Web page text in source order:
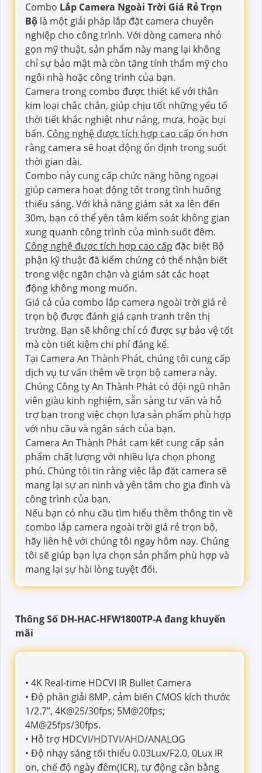
Combo Lắp Camera Ngoài Trời Giá Rẻ Trọn
Bộ là một giải pháp lắp đặt camera chuyên
nghiệp cho công trình. Với dòng camera nhỏ
gọn mỹ thuật, sản phẩm này mang lại không
chỉ sự bảo mật mà còn tăng tính thẩm mỹ cho
ngôi nhà hoặc công trình của bạn.
Camera trong combo được thiết kế với thân
kim loại chắc chắn, giúp chịu tốt những yếu tố
thời tiết khắc nghiệt như nắng, mưa, hoặc bụi
bẩn. Công nghệ được tích hợp cao cấp ổn hơn
rằng camera sẽ hoạt động ổn định trong suốt
thời gian dài.
Combo này cung cấp chức năng hồng ngoại
giúp camera hoạt động tốt trong tình huống
thiếu sáng. Với khả năng giám sát xa lên đến
30m, bạn có thể yên tâm kiểm soát không gian
xung quanh công trình của mình suốt đêm.
Công nghệ được tích hợp cao cấp đặc biệt Bộ
phận kỹ thuật đã kiểm chứng có thể nhận biết
trong việc ngăn chặn và giám sát các hoạt
động không mong muốn.
Giá cả của combo lắp camera ngoài trời giá rẻ
trọn bộ được đánh giá cạnh tranh trên thị
trường. Bạn sẽ không chỉ có được sự bảo vệ tốt
mà còn tiết kiệm chi phí đáng kể.
Tại Camera An Thành Phát, chúng tôi cung cấp
dịch vụ tư vấn thêm về trọn bộ camera này.
Chúng Công ty An Thành Phát có đội ngũ nhân
viên giàu kinh nghiệm, sẵn sàng tư vấn và hỗ
trợ bạn trong việc chọn lựa sản phẩm phù hợp
với nhu cầu và ngân sách của bạn.
Camera An Thành Phát cam kết cung cấp sản
phẩm chất lượng với nhiều lựa chọn phong
phú. Chúng tôi tin rằng việc lắp đặt camera sẽ
mang lại sự an ninh và yên tâm cho gia đình và
công trình của bạn.
Nếu bạn có nhu cầu tìm hiểu thêm thông tin về
combo lắp camera ngoài trời giá rẻ trọn bộ,
hãy liên hệ với chúng tôi ngay hôm nay. Chúng
tôi sẽ giúp bạn lựa chọn sản phẩm phù hợp và
mang lại sự hài lòng tuyệt đối.
Thông Số DH-HAC-HFW1800TP-A đang khuyến
mãi
• 4K Real-time HDCVI IR Bullet Camera
• Độ phân giải 8MP, cảm biến CMOS kích thước
1/2.7”, 4K@25/30fps; 5M@20fps;
4M@25fps/30fps.
• Hỗ trợ HDCVI/HDTVI/AHD/ANALOG
• Độ nhạy sáng tối thiểu 0.03Lux/F2.0, 0Lux IR
on, chế độ ngày đêm(ICR), tự động cân bằng